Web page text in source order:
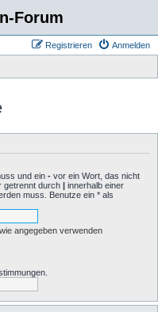
Forum
Anmelden
Registrieren
und ein - vor ein Wort, das nicht
getrennt durch | innerhalb einer
muss. Benutze ein * als
angegeben verwenden